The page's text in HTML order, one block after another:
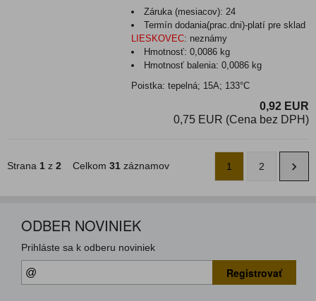
Záruka (mesiacov): 24
Termín dodania(prac.dni)-platí pre sklad
LIESKOVEC: neznámy
Hmotnosť:0,0086 kg
Hmotnosť balenia:0,0086 kg
Poistka: tepelná; 15A; 133°C
0,92 EUR
0,75 EUR (Cena bez DPH)
Strana 1 z 2 Celkom 31 záznamov 1 2
ODBER NOVINIEK
Prihláste sa k odberu noviniek
Registrovať